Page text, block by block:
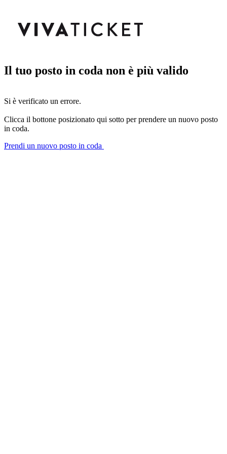
Il tuo posto in coda non è più valido
Si è verificato un errore.
Clicca il bottone posizionato qui sotto per prendere un nuovo posto
in coda.
Prendi un nuovo posto in coda